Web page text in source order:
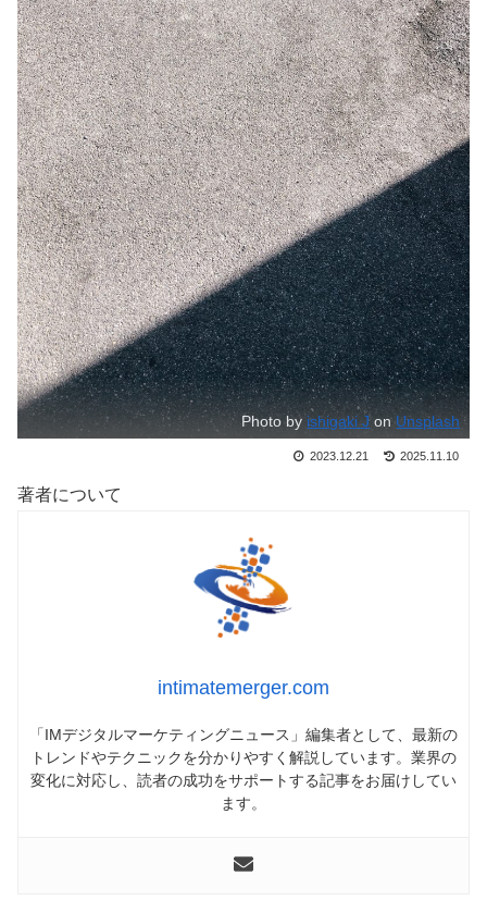
Photo by ishigaki J onUnsplash
2023.12.21 2025.11.10
著者について
intimatemerger.com
「IMデジタルマーケティングニュース」編集者として、最新の
トレンドやテクニックを分かりやすく解説しています。業界の
変化に対応し、読者の成功をサポートする記事をお届けしてい
ます。